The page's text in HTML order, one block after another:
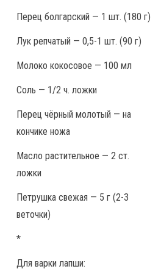
Перец болгарский — 1 шт. (180 г)
Лук репчатый — 0,5-1 шт. (90 г)
Молоко кокосовое — 100 мл
Соль — 1/2 ч. ложки
Перец чёрный молотый — на
кончике ножа
Масло растительное — 2 ст.
ложки
Петрушка свежая — 5 г (2-3
веточки)
*
Для варки лапши: